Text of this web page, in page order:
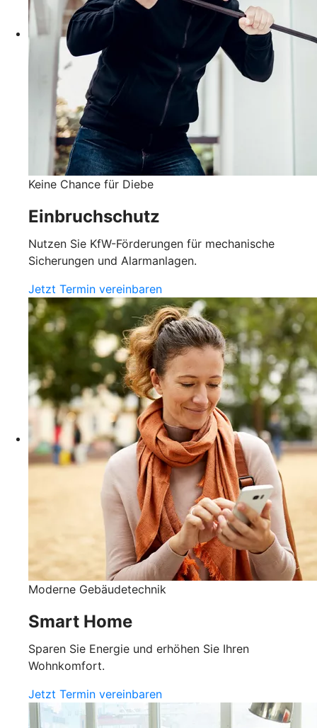
Keine Chance für Diebe
Einbruchschutz
Nutzen Sie KfW-Förderungen für mechanische
Sicherungen und Alarmanlagen.
Jetzt Termin vereinbaren
Moderne Gebäudetechnik
Smart Home
Sparen Sie Energie und erhöhen Sie Ihren
Wohnkomfort.
Jetzt Termin vereinbaren